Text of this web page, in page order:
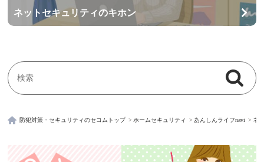
検索キーワード入力
検索
ネットセキュリティのキホン
防犯対策・セキュリティのセコムトップ ホームセキュリティ あんしんライフnavi ネ